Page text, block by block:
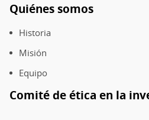
Pie
de
página
Quiénes somos
Historia
Misión
Equipo
Comité de ética en la